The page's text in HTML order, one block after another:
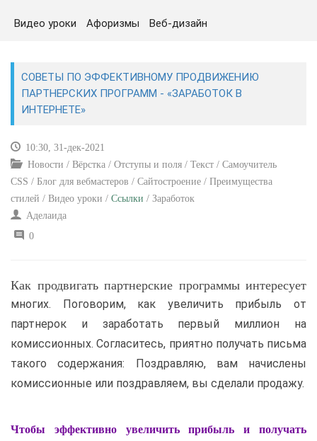
СЕГОДНЯ
ИНТЕРНЕТ И СВЯЗЬ
Видео уроки Афоризмы Веб-дизайн
СОВЕТЫ ПО ЭФФЕКТИВНОМУ ПРОДВИЖЕНИЮ
ПАРТНЕРСКИХ ПРОГРАММ - «ЗАРАБОТОК В
ИНТЕРНЕТЕ»
10:30, 31-дек-2021
Новости / Вёрстка / Отступы и поля / Текст / Самоучитель
CSS / Блог для вебмастеров / Сайтостроение / Преимущества
стилей / Видео уроки / Ссылки / Заработок
Аделаида
0
Как продвигать партнерские программы интересует
многих. Поговорим, как увеличить прибыль от
партнерок и заработать первый миллион на
комиссионных. Согласитесь, приятно получать письма
такого содержания: Поздравляю, вам начислены
комиссионные или поздравляем, вы сделали продажу.
Чтобы эффективно увеличить прибыль и получать